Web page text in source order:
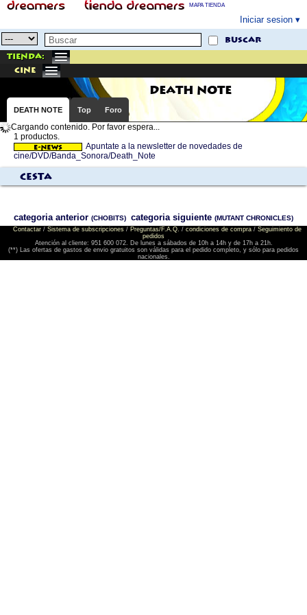
MAPA TIENDA
Iniciar sesion
buscar
Tienda:
cine
DEATH NOTE
DEATH NOTE Top Foro
Cargando contenido. Por favor espera...
1 productos.
Apuntate a la newsletter de novedades de
cine/DVD/Banda_Sonora/Death_Note
Cesta
categoria anterior (CHOBITS) categoria siguiente (MUTANT CHRONICLES)
Contactar/ Sistema de subscripciones/ Preguntas/F.A.Q. / condiciones de compra/ Seguimiento de
pedidos
Atención al cliente: 951 600 072. De lunes a sábados de 10h a 14h y de 17h a 21h.
(**) Las ofertas de gastos de envio gratuitos son válidas para el pedido completo, y sólo para pedidos
nacionales.